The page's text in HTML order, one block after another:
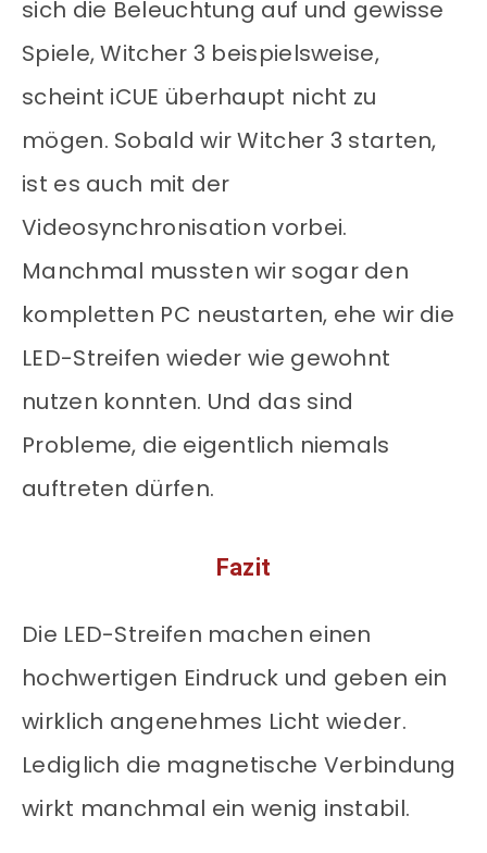
sich die Beleuchtung auf und gewisse
Spiele, Witcher 3 beispielsweise,
scheint iCUE überhaupt nicht zu
mögen. Sobald wir Witcher 3 starten,
ist es auch mit der
Videosynchronisation vorbei.
Manchmal mussten wir sogar den
kompletten PC neustarten, ehe wir die
LED-Streifen wieder wie gewohnt
nutzen konnten. Und das sind
Probleme, die eigentlich niemals
auftreten dürfen.
Fazit
Die LED-Streifen machen einen
hochwertigen Eindruck und geben ein
wirklich angenehmes Licht wieder.
Lediglich die magnetische Verbindung
wirkt manchmal ein wenig instabil.